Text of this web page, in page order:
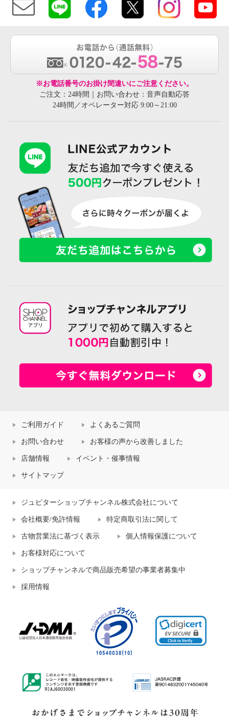
※お電話番号のお掛け間違いにご注意ください。
ご注文：24時間｜お問い合わせ：音声自動応答
24時間／オペレーター対応 9:00～21:00
ご利用ガイド よくあるご質問
お問い合わせ お客様の声から改善しました
店舗情報 イベント・催事情報
サイトマップ
ジュピターショップチャンネル株式会社について
会社概要/免許情報 特定商取引法に関して
古物営業法に基づく表示 個人情報保護について
お客様対応について
ショップチャンネルで商品販売希望の事業者募集中
採用情報